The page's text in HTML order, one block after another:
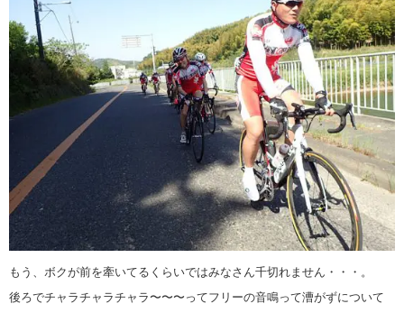
もう、ボクが前を牽いてるくらいではみなさん千切れません・・・。
後ろでチャラチャラチャラ〜〜〜ってフリーの音鳴って漕がずについて